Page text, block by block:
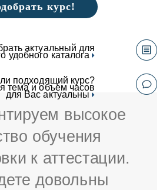
курс!
актуальный для
удобного каталога
подходящий курс?
тема и объем часов
для Вас актуальны
высокое
обучения
к аттестации.
довольны